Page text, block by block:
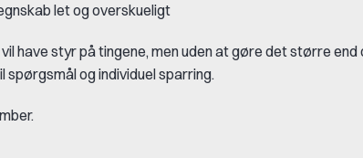
let og overskueligt
have styr på tingene, men uden at gøre det større end
og individuel sparring.